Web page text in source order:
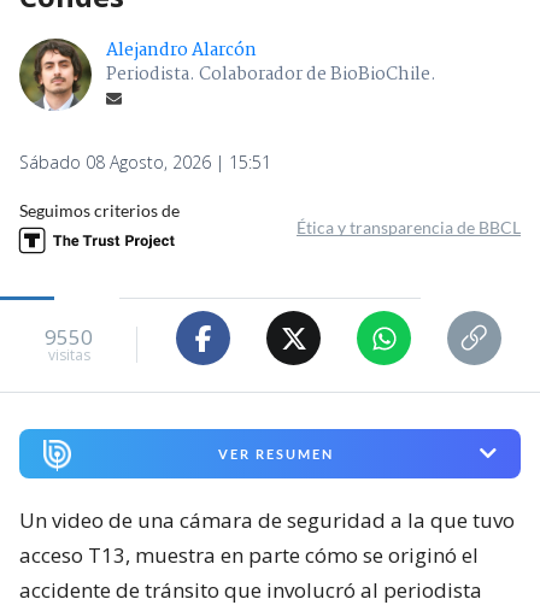
Alejandro Alarcón
Periodista. Colaborador de BioBioChile.
Sábado 08 Agosto, 2026 | 15:51
Seguimos criterios de
Ética y transparencia de BBCL
9550
visitas
VER RESUMEN
Un video de una cámara de seguridad a la que tuvo
acceso T13, muestra en parte cómo se originó el
accidente de tránsito que involucró al periodista